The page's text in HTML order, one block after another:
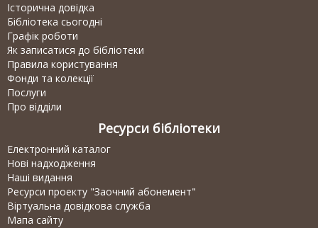
Історична довідка
Бібліотека сьогодні
Графік роботи
Як записатися до бібліотеки
Правила користування
Фонди та колекції
Послуги
Про відділи
Ресурси бібліотеки
Електронний каталог
Нові надходження
Наші видання
Ресурси проекту "Заочний абонемент"
Віртуальна довідкова служба
Мапа сайту